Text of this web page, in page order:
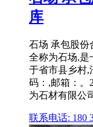
库
石场 承包股份
全称为石场,是
于省市县乡村,
码：,邮箱：。
为石材有限公
联系电话: 180